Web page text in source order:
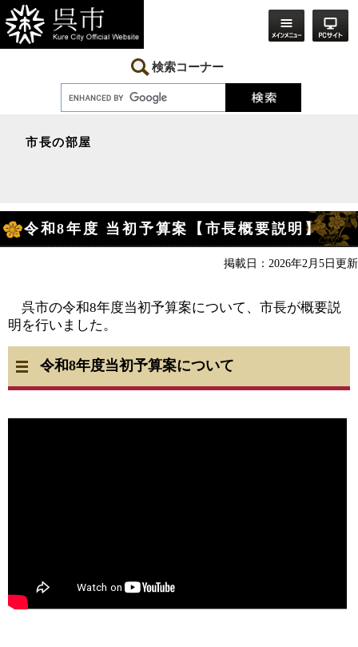
ー
ジ
の
ニ
ュ
ー
検索コーナー
市長の部屋
文
令和8年度 当初予算案【市長概要説明】
掲載日：2026年2月5日更新
呉市の令和8年度当初予算案について、市長が概要説
明を行いました。
令和8年度当初予算案について